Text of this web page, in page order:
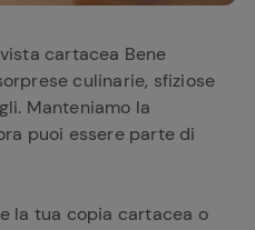
cartacea Bene
culinarie, sfiziose
Manteniamo la
puoi essere parte di
la tua copia cartacea o